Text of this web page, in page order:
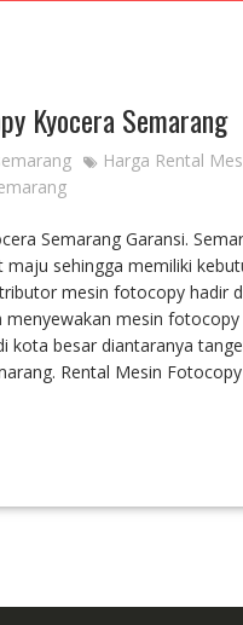
Kyocera Semarang
Harga Rental
Semarang Garansi.
sehingga memiliki
mesin fotocopy hadir
menyewakan mesin
kota besar diantaranya
Rental Mesin